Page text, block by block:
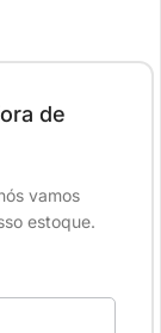
de
vamos
estoque.